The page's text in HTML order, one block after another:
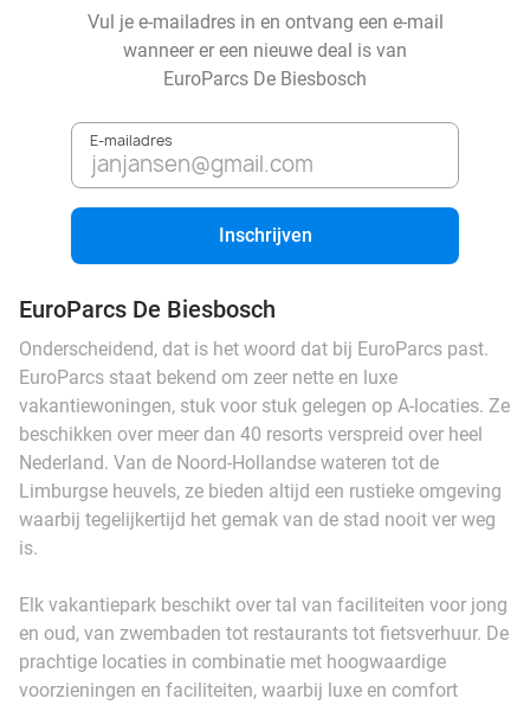
Vul je e-mailadres in en ontvang een e-mail
wanneer er een nieuwe deal is van
EuroParcs De Biesbosch
E-mailadres
Inschrijven
EuroParcs De Biesbosch
Onderscheidend, dat is het woord dat bij EuroParcs past.
EuroParcs staat bekend om zeer nette en luxe
vakantiewoningen, stuk voor stuk gelegen op A-locaties. Ze
beschikken over meer dan 40 resorts verspreid over heel
Nederland. Van de Noord-Hollandse wateren tot de
Limburgse heuvels, ze bieden altijd een rustieke omgeving
waarbij tegelijkertijd het gemak van de stad nooit ver weg
is.
Elk vakantiepark beschikt over tal van faciliteiten voor jong
en oud, van zwembaden tot restaurants tot fietsverhuur. De
prachtige locaties in combinatie met hoogwaardige
voorzieningen en faciliteiten, waarbij luxe en comfort